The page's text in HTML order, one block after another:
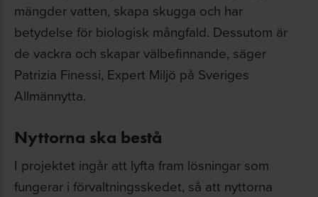
mängder vatten, skapa skugga och har
betydelse för biologisk mångfald. Dessutom är
de vackra och skapar välbefinnande, säger
Patrizia Finessi, Expert Miljö på Sveriges
Allmännytta.
Nyttorna ska bestå
I projektet ingår att lyfta fram lösningar som
fungerar i förvaltningsskedet, så att nyttorna